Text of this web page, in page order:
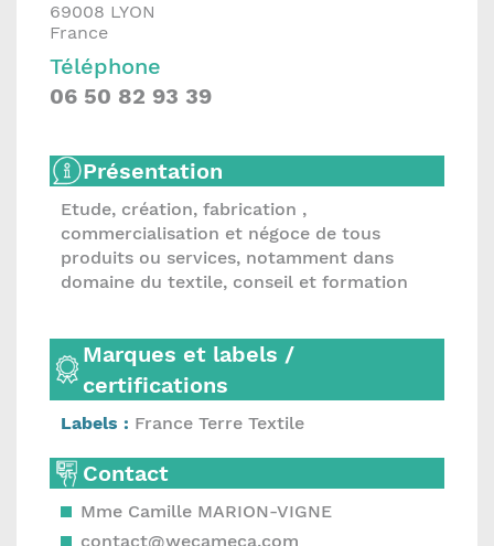
69008 LYON
France
Téléphone
06 50 82 93 39
Présentation
Etude, création, fabrication ,
commercialisation et négoce de tous
produits ou services, notamment dans
domaine du textile, conseil et formation
Marques et labels /
certifications
Labels : France Terre Textile
Contact
Mme Camille MARION-VIGNE
contact@wecameca.com